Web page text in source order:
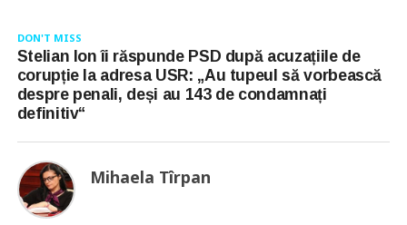
DON'T MISS
Stelian Ion îi răspunde PSD după acuzațiile de
corupție la adresa USR: „Au tupeul să vorbească
despre penali, deși au 143 de condamnați
definitiv“
Mihaela Tîrpan